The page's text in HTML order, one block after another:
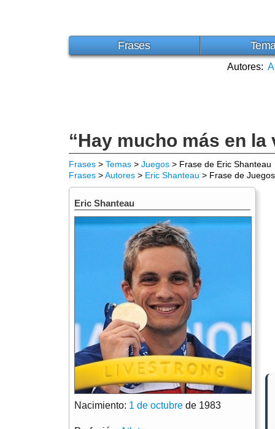
Frases
Autores: A
“Hay mucho más en
Frases > Temas > Juegos > Frase de Eric Shanteau
Frases >Autores > Eric Shanteau > Frase de Juegos
Eric Shanteau
Nacimiento: 1 de octubre de 1983